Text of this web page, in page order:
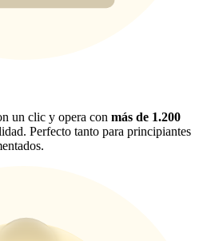
un clic y opera con más de 1.200
Perfecto tanto para principiantes